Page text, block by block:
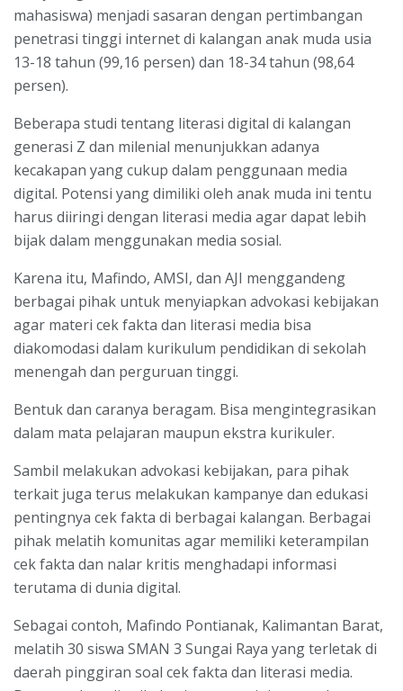
mahasiswa) menjadi sasaran dengan pertimbangan
penetrasi tinggi internet di kalangan anak muda usia
13-18 tahun (99,16 persen) dan 18-34 tahun (98,64
persen).
Beberapa studi tentang literasi digital di kalangan
generasi Z dan milenial menunjukkan adanya
kecakapan yang cukup dalam penggunaan media
digital. Potensi yang dimiliki oleh anak muda ini tentu
harus diiringi dengan literasi media agar dapat lebih
bijak dalam menggunakan media sosial.
Karena itu, Mafindo, AMSI, dan AJI menggandeng
berbagai pihak untuk menyiapkan advokasi kebijakan
agar materi cek fakta dan literasi media bisa
diakomodasi dalam kurikulum pendidikan di sekolah
menengah dan perguruan tinggi.
Bentuk dan caranya beragam. Bisa mengintegrasikan
dalam mata pelajaran maupun ekstra kurikuler.
Sambil melakukan advokasi kebijakan, para pihak
terkait juga terus melakukan kampanye dan edukasi
pentingnya cek fakta di berbagai kalangan. Berbagai
pihak melatih komunitas agar memiliki keterampilan
cek fakta dan nalar kritis menghadapi informasi
terutama di dunia digital.
Sebagai contoh, Mafindo Pontianak, Kalimantan Barat,
melatih 30 siswa SMAN 3 Sungai Raya yang terletak di
daerah pinggiran soal cek fakta dan literasi media.